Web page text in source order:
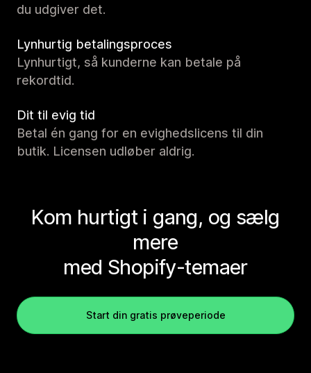
du udgiver det.
Lynhurtig betalingsproces
Lynhurtigt, så kunderne kan betale på
rekordtid.
Dit til evig tid
Betal én gang for en evighedslicens til din
butik. Licensen udløber aldrig.
Kom hurtigt i gang, og sælg
mere
med Shopify-temaer
Start din gratis prøveperiode